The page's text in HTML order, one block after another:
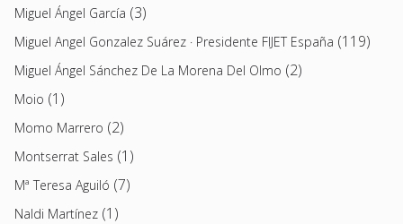
Miguel Ángel García (3)
Miguel Angel Gonzalez Suárez · Presidente FIJET España (119)
Miguel Ángel Sánchez De La Morena Del Olmo (2)
Moio (1)
Momo Marrero (2)
Montserrat Sales (1)
Mª Teresa Aguiló (7)
Naldi Martínez (1)